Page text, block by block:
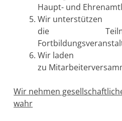
Haupt- und
Wir unterstützen
die
Wir laden
zu
Wir nehmen
wahr